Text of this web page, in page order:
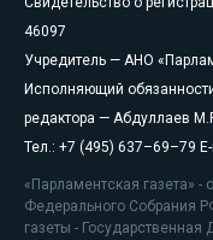
46097
Учредитель — АНО
Исполняющий
редактора — Абдуллаев
Тел.: +7 (495) 637–69–79
«Парламентская газета»
Федерального Собрания
газеты -